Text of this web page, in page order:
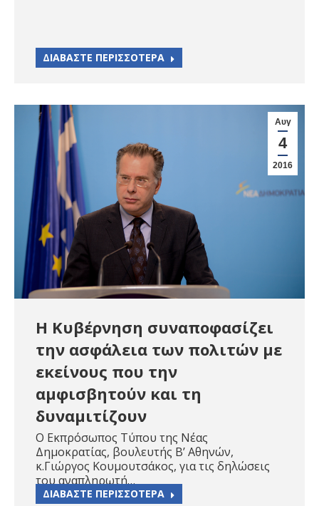
ΔΙΑΒΑΣΤΕ ΠΕΡΙΣΣΟΤΕΡΑ
Αυγ
4
2016
Η Κυβέρνηση συναποφασίζει
την ασφάλεια των πολιτών με
εκείνους που την
αμφισβητούν και τη
δυναμιτίζουν
Ο Εκπρόσωπος Τύπου της Νέας
Δημοκρατίας, βουλευτής Β’ Αθηνών,
κ.Γιώργος Κουμουτσάκος, για τις δηλώσεις
του αναπληρωτή…
ΔΙΑΒΑΣΤΕ ΠΕΡΙΣΣΟΤΕΡΑ